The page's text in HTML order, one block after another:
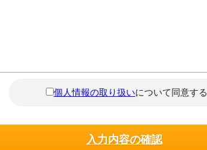
個人情報の取り扱いについて同意する